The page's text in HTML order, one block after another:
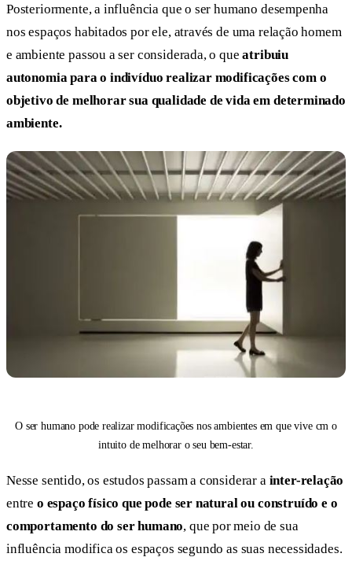
Posteriormente, a influência que o ser humano desempenha
nos espaços habitados por ele, através de uma relação homem
e ambiente passou a ser considerada, o queatribuiu
autonomia para o indivíduo realizar modificações com o
objetivo de melhorar sua qualidade de vida em determinado
ambiente.
O ser humano pode realizar modificações nos ambientes em que vive cm o
intuito de melhorar o seu bem-estar.
Nesse sentido, os estudos passam a considerar a inter-relação
entre o espaço físico que pode ser natural ou construído e o
comportamento do ser humano, que por meio de sua
influência modifica os espaços segundo as suas necessidades.